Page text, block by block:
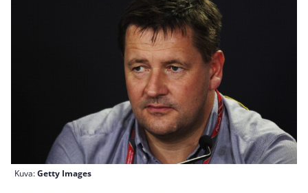
Kuva:Getty Images